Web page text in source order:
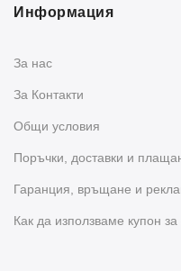
Информация
За нас
За Контакти
Общи условия
Поръчки, доставки и
Гаранция, връщане и
Как да използваме купон за